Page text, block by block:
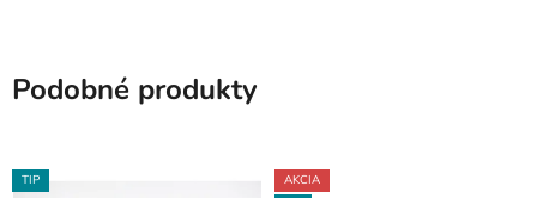
Podobné produkty
TIP
AKCIA